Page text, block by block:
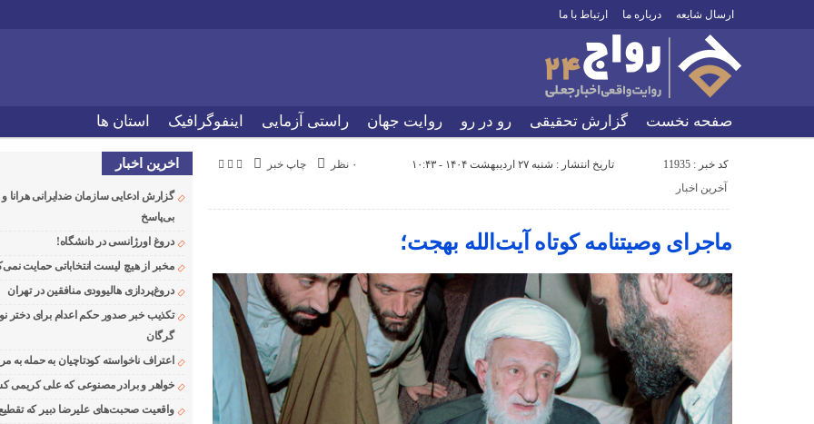
ارسال شایعه درباره ما ارتباط با ما
صفحه نخست گزارش تحقیقی رو در رو روایت جهان راستی آزمایی اینفوگرافیک استان ها
کد خبر : 11935 تاریخ انتشار : شنبه ۲۷ اردیبهشت ۱۴۰۴ - ۱۰:۴۳ چاپ خبر
۰ نظر
آخرین اخبار
ماجرای وصیتنامه کوتاه آیت‌الله بهجت؛
اخرین اخبار
گزارش ادعایی سازمان ضدایرانی
بی‌پاسخ
دروغ اورژانسی در دانشگاه!
مخبر از هیچ لیست انتخاباتی حمایت
دروغ‌پردازی هالیوودی منافقین در تهران
تکذیب خبر صدور حکم اعدام برای دختر
گرگان
اعتراف ناخواسته کودتاچیان به حمله به
خواهر و برادر مصنوعی که علی کریمی
واقعیت صحبت‌های علیرضا دبیر که